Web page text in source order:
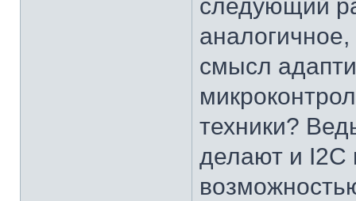
следующий
смысл
техники?
делают и I2C